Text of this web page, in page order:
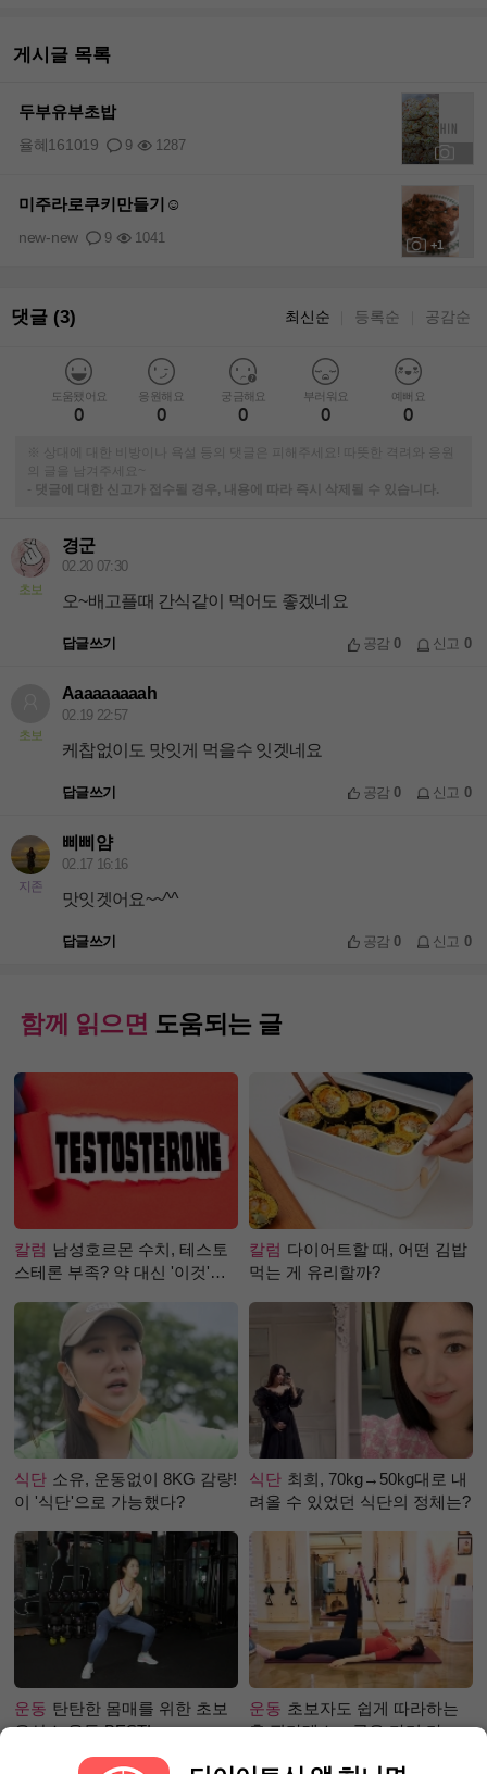
게시글 목록
두부유부초밥
9 1287
율혜161019
+1
미주라로쿠키만들기☺︎
9 1041
new-new
댓글 (3) 최신순 등록순 공감순
도움됐어요
0
응원해요
0
궁금해요
0
부러워요
0
예뻐요
0
※ 상대에 대한 비방이나 욕설 등의 댓글은 피해주세요! 따뜻한 격려와 응원
의 글을 남겨주세요~
-
댓글에 대한 신고가 접수될 경우, 내용에 따라 즉시 삭제될 수 있습니다.
초보
경군
02.20 07:30
오~배고플때 간식같이 먹어도 좋겠네요
답글쓰기 공감0 신고 0
초보
Aaaaaaaaah
02.19 22:57
케찹없이도 맛잇게 먹을수 잇겟네요
답글쓰기 공감0 신고 0
지존
삐삐얌
02.17 16:16
맛잇겟어요~~^^
답글쓰기 공감0 신고 0
함께 읽으면 도움되는 글
칼럼 남성호르몬 수치, 테스토
스테론 부족? 약 대신 '이것'으
칼럼 다이어트할 때, 어떤 김밥
먹는 게 유리할까?
식단 소유, 운동없이 8KG 감량!
이 '식단'으로 가능했다?
식단 최희, 70kg→50kg대로 내
려올 수 있었던 식단의 정체는?
운동 탄탄한 몸매를 위한 초보
유산소 운동 BEST!
운동 초보자도 쉽게 따라하는
홈 필라테스 – 곧은 다리 라인